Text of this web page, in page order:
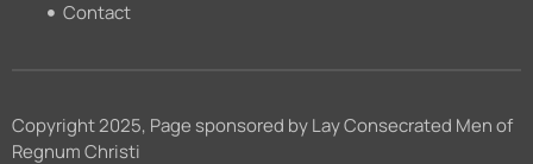
Contact
Copyright 2025, Page sponsored by Lay Consecrated Men of
Regnum Christi